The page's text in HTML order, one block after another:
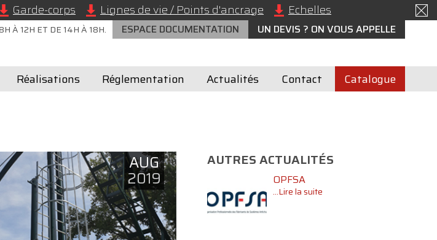
Garde-corps Lignes de vie / Points d'ancrage Echelles
À 12H ET DE 14H À 18H. ESPACE DOCUMENTATION UN DEVIS ? ON VOUS APPELLE
Réalisations Réglementation Actualités Contact Catalogue
AUG
2019
AUTRES ACTUALITÉS
OPFSA
...Lire la suite